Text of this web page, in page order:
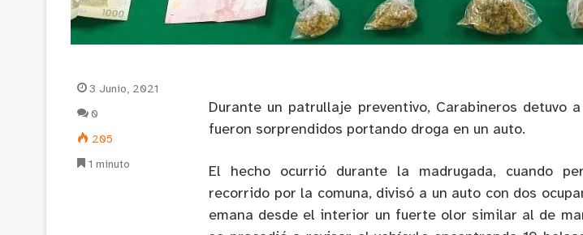
Durante un patrullaje preventivo, Carabineros detuvo
fueron sorprendidos portando droga en un auto.
El hecho ocurrió durante la madrugada, cuando
recorrido por la comuna, divisó a un auto con dos
emana desde el interior un fuerte olor similar al de
3 Junio, 2021
0
205
1 minuto